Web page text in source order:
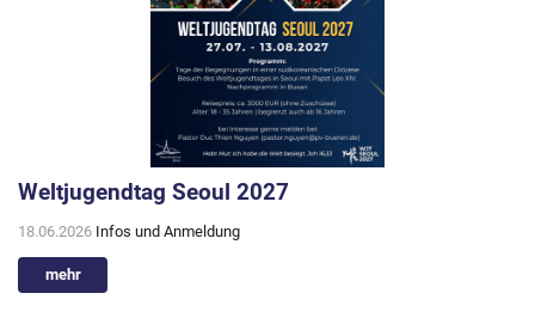
Weltjugendtag Seoul 2027
18.06.2026 Infos und Anmeldung
mehr